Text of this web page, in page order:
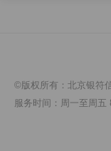
©版权所有：北京银
服务时间：周一至周